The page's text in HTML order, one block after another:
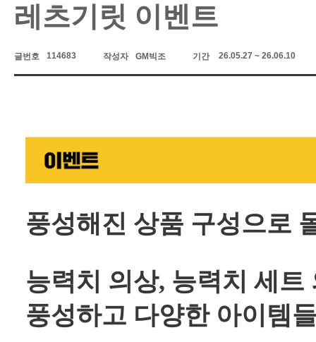
레츠기릿 이벤트
글번호 114683 작성자 GM빅조 기간 26.05.27 ~ 26.06.10
풍성해진 상품 구성으로
능력치 의상, 능력치 세
풍성하고 다양한 아이템